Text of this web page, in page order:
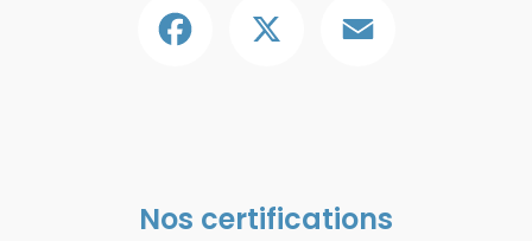
Nos certifications